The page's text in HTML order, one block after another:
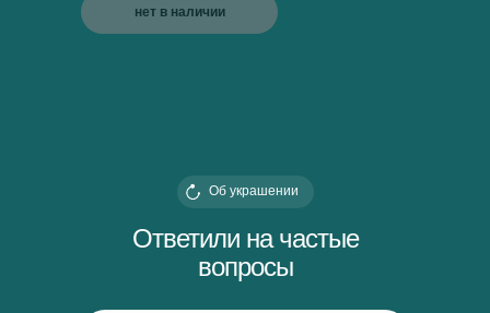
нет в наличии
Ответили на частые
вопросы
Об украшении